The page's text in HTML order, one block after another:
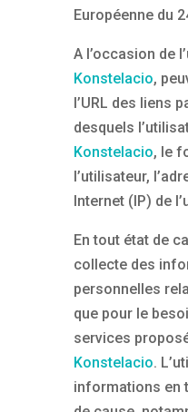
Européenne du
A l’occasion de
Konstelacio,
l’URL des liens
desquels
Konstelacio, le
l’utilisateur,
Internet (IP) de
En tout état de
collecte des
personnelles
que pour le
services
Konstelacio.
informations en